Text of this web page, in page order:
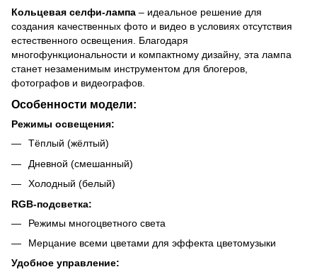
Кольцевая селфи-лампа – идеальное решение для
создания качественных фото и видео в условиях отсутствия
естественного освещения. Благодаря
многофункциональности и компактному дизайну, эта лампа
станет незаменимым инструментом для блогеров,
фотографов и видеографов.
Особенности модели:
Режимы освещения:
Тёплый (жёлтый)
Дневной (смешанный)
Холодный (белый)
RGB-подсветка:
Режимы многоцветного света
Мерцание всеми цветами для эффекта цветомузыки
Удобное управление: